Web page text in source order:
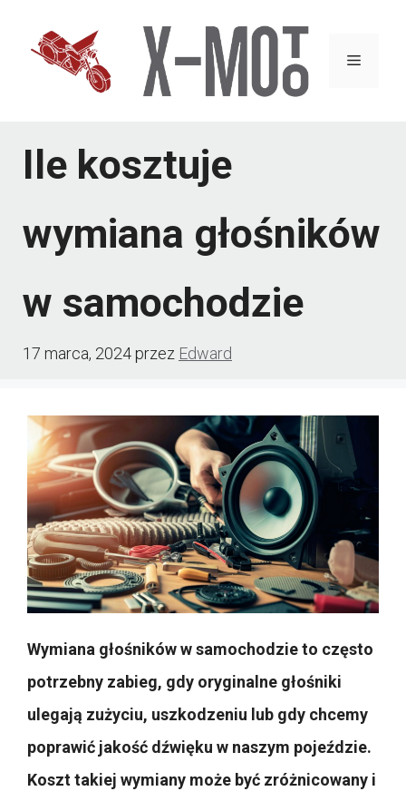
Menu
Ile kosztuje
wymiana głośników
w samochodzie
17 marca, 2024przez Edward
Wymiana głośników w samochodzie to często
potrzebny zabieg, gdy oryginalne głośniki
ulegają zużyciu, uszkodzeniu lub gdy chcemy
poprawić jakość dźwięku w naszym pojeździe.
Koszt takiej wymiany może być zróżnicowany i